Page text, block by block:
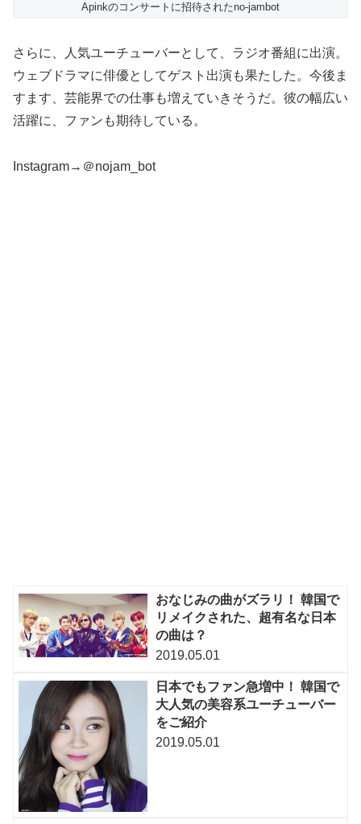
Apinkのコンサートに招待されたno-jambot
さらに、人気ユーチューバーとして、ラジオ番組に出演。
ウェブドラマに俳優としてゲスト出演も果たした。今後ま
すます、芸能界での仕事も増えていきそうだ。彼の幅広い
活躍に、ファンも期待している。
Instagram→＠nojam_bot
おなじみの曲がズラリ！ 韓国で
リメイクされた、超有名な日本
の曲は？
2019.05.01
日本でもファン急増中！ 韓国で
大人気の美容系ユーチューバー
をご紹介
2019.05.01